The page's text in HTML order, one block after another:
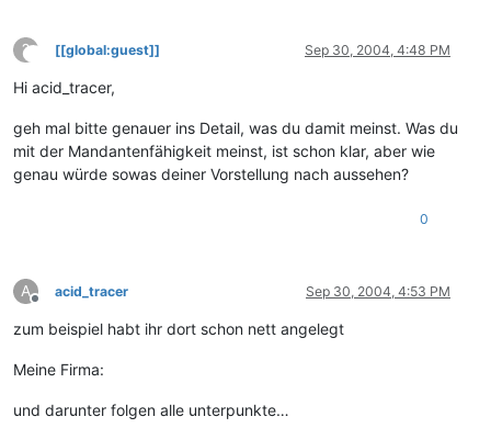
?
This user is from outside of this forum
[[global:guest]] Sep 30, 2004, 4:48 PM
Hi acid_tracer,
geh mal bitte genauer ins Detail, was du damit meinst. Was du
mit der Mandantenfähigkeit meinst, ist schon klar, aber wie
genau würde sowas deiner Vorstellung nach aussehen?
0
A
Offline
acid_tracer Sep 30, 2004, 4:53 PM
zum beispiel habt ihr dort schon nett angelegt
Meine Firma:
und darunter folgen alle unterpunkte…